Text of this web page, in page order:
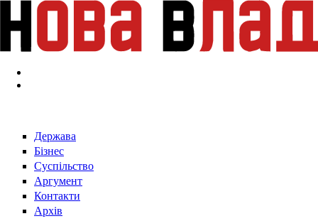
Перейти к основному содержанию
Держава
Бізнес
Суспільство
Аргумент
Контакти
Архів